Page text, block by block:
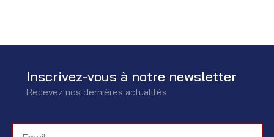
Inscrivez-vous à notre newsletter
Recevez nos dernières actualités